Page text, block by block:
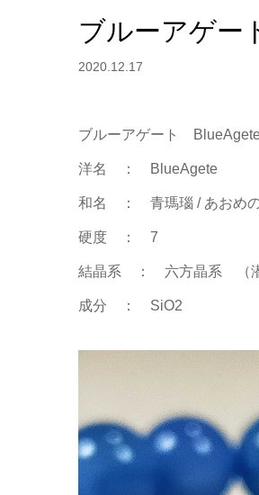
ブルーアゲ
2020.12.17
ブルーアゲート
洋名 ： BlueAgete
和名 ： 青瑪瑙 / あおめ
硬度 ： 7
結晶系 ： 六方晶系 （潜
成分 ： SiO2